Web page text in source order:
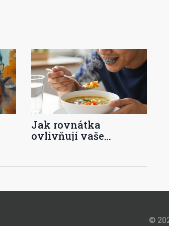
Jak rovnátka
ovlivňují vaše
©